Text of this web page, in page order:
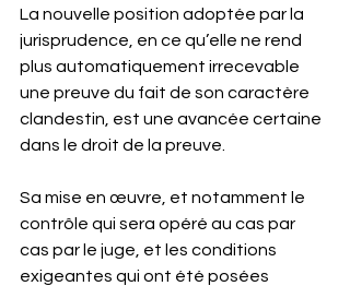
La nouvelle position adoptée par la
jurisprudence, en ce qu’elle ne rend
plus automatiquement irrecevable
une preuve du fait de son caractère
clandestin, est une avancée certaine
dans le droit de la preuve.
Sa mise en œuvre, et notamment le
contrôle qui sera opéré au cas par
cas par le juge, et les conditions
exigeantes qui ont été posées